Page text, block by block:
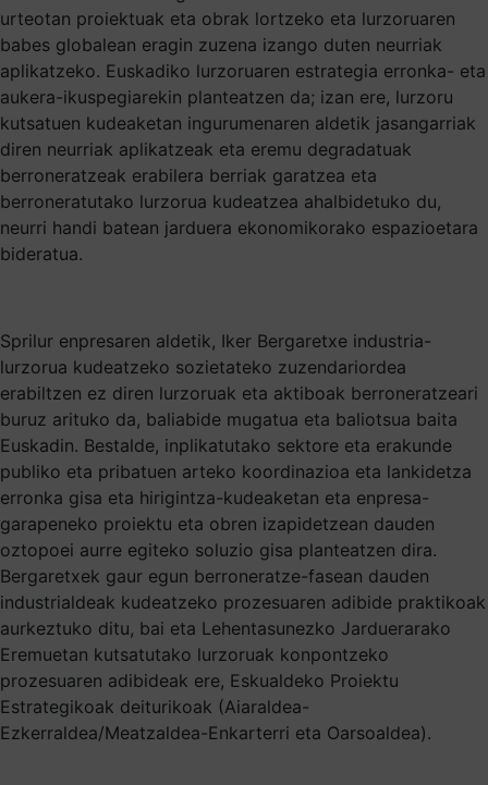
urteotan proiektuak eta obrak lortzeko eta lurzoruaren
babes globalean eragin zuzena izango duten neurriak
aplikatzeko. Euskadiko lurzoruaren estrategia erronka- eta
aukera-ikuspegiarekin planteatzen da; izan ere, lurzoru
kutsatuen kudeaketan ingurumenaren aldetik jasangarriak
diren neurriak aplikatzeak eta eremu degradatuak
berroneratzeak erabilera berriak garatzea eta
berroneratutako lurzorua kudeatzea ahalbidetuko du,
neurri handi batean jarduera ekonomikorako espazioetara
bideratua.
Sprilur enpresaren aldetik, Iker Bergaretxe industria-
lurzorua kudeatzeko sozietateko zuzendariordea
erabiltzen ez diren lurzoruak eta aktiboak berroneratzeari
buruz arituko da, baliabide mugatua eta baliotsua baita
Euskadin. Bestalde, inplikatutako sektore eta erakunde
publiko eta pribatuen arteko koordinazioa eta lankidetza
erronka gisa eta hirigintza-kudeaketan eta enpresa-
garapeneko proiektu eta obren izapidetzean dauden
oztopoei aurre egiteko soluzio gisa planteatzen dira.
Bergaretxek gaur egun berroneratze-fasean dauden
industrialdeak kudeatzeko prozesuaren adibide praktikoak
aurkeztuko ditu, bai eta Lehentasunezko Jarduerarako
Eremuetan kutsatutako lurzoruak konpontzeko
prozesuaren adibideak ere, Eskualdeko Proiektu
Estrategikoak deiturikoak (Aiaraldea-
Ezkerraldea/Meatzaldea-Enkarterri eta Oarsoaldea).